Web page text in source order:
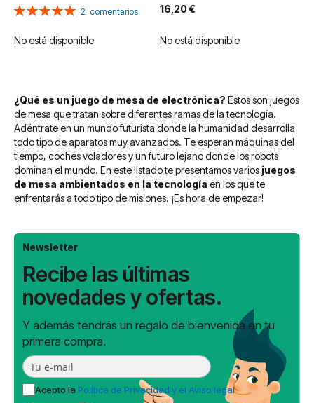
Valoración:
2 comentarios
No está disponible
16,20 €
No está disponible
¿Qué es un juego de mesa de electrónica? Estos son juegos
de mesa que tratan sobre diferentes ramas de la tecnología.
Adéntrate en un mundo futurista donde la humanidad desarrolla
todo tipo de aparatos muy avanzados. Te esperan máquinas del
tiempo, coches voladores y un futuro lejano donde los robots
dominan el mundo. En este listado te presentamos varios juegos
de mesa ambientados en la tecnología en los que te
enfrentarás a todo tipo de misiones. ¡Es hora de empezar!
Newsletter
Recibe las últimas
novedades y ofertas.
Y además tendrás un regalo de bienvenida en tu
primera compra.
Acepto la Política de Privacidad y el Aviso legal